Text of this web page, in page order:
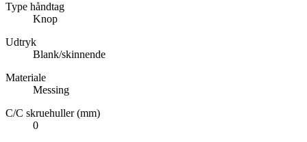
Type håndtag
Knop
Udtryk
Blank/skinnende
Materiale
Messing
C/C skruehuller (mm)
0